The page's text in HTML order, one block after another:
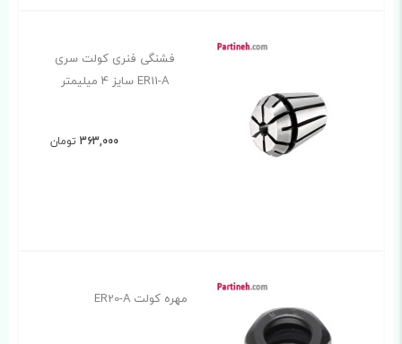
فشنگی فنری کولت سری
ER11-A سایز 4 میلیمتر
363,000 تومان
مهره کولت ER20-A